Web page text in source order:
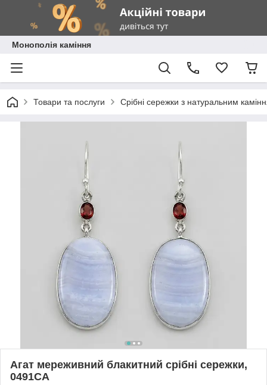
Монополія каміння
Товари та послуги Срібні сережки з натуральним
Агат мереживний блакитний срібні сережки,
0491СА